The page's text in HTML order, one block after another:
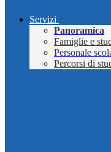
Servizi
Panoramica
Famiglie e
Personale
Percorsi di